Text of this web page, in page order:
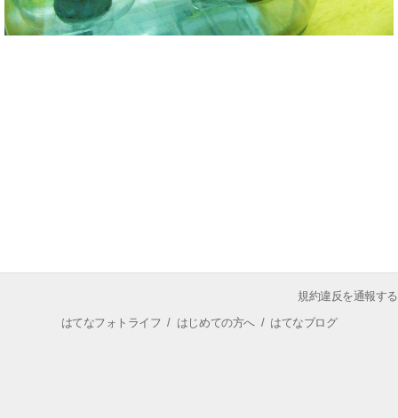
規約違反を通報する
はてなフォトライフ / はじめての方へ/ はてなブログ